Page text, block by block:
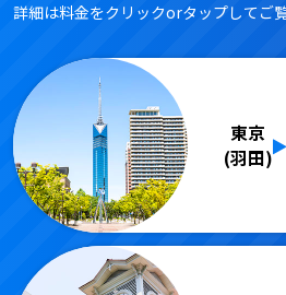
詳細は料金をクリックorタップしてご
東京
(羽田)